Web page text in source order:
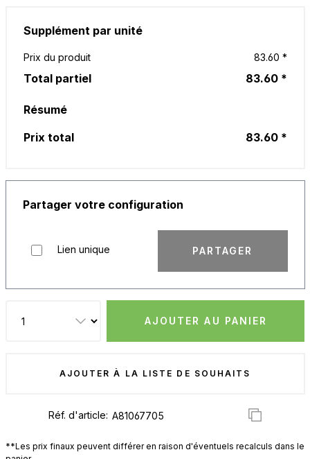
Supplément par unité
Prix du produit 83.60 *
Total partiel 83.60 *
Résumé
Prix total
83.60 *
Partager votre configuration
Lien unique PARTAGER
AJOUTER AU PANIER
AJOUTER À LA LISTE DE SOUHAITS
Réf. d'article:
**Les prix finaux peuvent différer en raison d'éventuels recalculs dans le